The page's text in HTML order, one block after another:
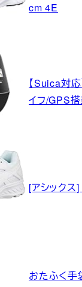
cm 4E
【Suica対
イフ/GPS
[アシック
おたふく手